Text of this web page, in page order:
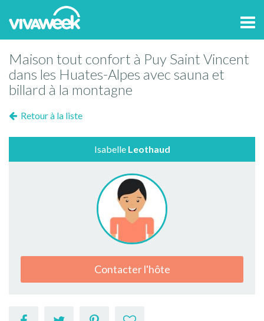
Maison tout confort à Puy Saint Vincent
dans les Huates-Alpes avec sauna et
billard à la montagne
Retour à la liste
Isabelle Leothaud
Contacter l'hôte